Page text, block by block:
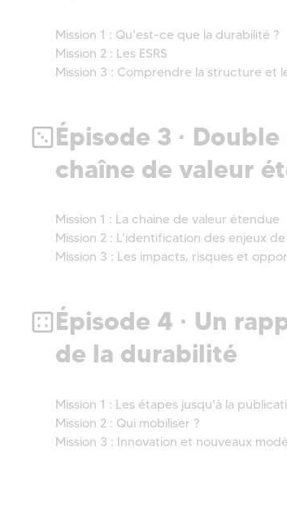
Mission 1 : Qu'est-ce que la durabilité ?
Mission 2 : Les ESRS
Mission 3 : Comprendre la structure et
Épisode 3 ·
chaîne de valeur
Mission 1 : La chaine de valeur étendue
Mission 2 : L'identification des enjeux
Mission 3 : Les impacts, risques et
Épisode 4 · Un
de la durabilité
Mission 1 : Les étapes jusqu'à la
Mission 2 : Qui mobiliser ?
Mission 3 : Innovation et nouveaux